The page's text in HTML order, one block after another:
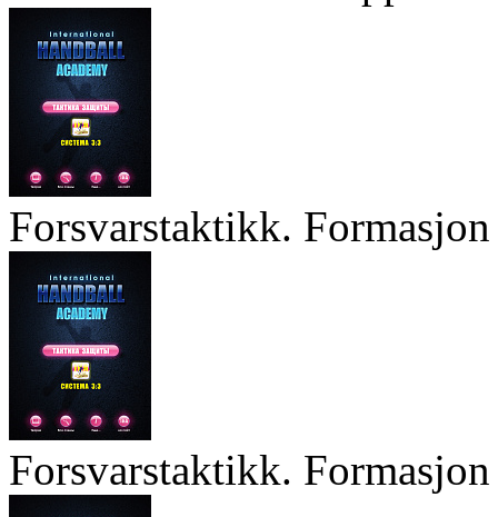
Forsvarstaktikk.
Forsvarstaktikk.